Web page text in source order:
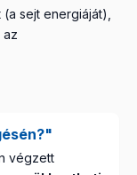
(a sejt energiáját),
az
végzett